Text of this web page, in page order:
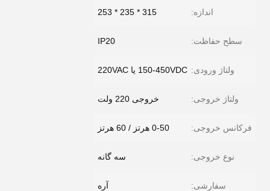
اندازه: 315 * 235 * 253
سطح حفاظت: IP20
ولتاژ ورودی: 150-450VDC یا 220VAC
ولتاژ خروجی: خروجی 220 ولت
فرکانس خروجی: 0-50 هرتز / 60 هرتز
نوع خروجی: سه گانه
سفارشی: آره